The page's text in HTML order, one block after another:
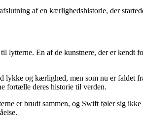
af en kærlighedshistorie, der
En af de kunstnere, der er kendt
og kærlighed, men som nu er faldet
fortælle deres historie til verden.
er brudt sammen, og Swift føler sig